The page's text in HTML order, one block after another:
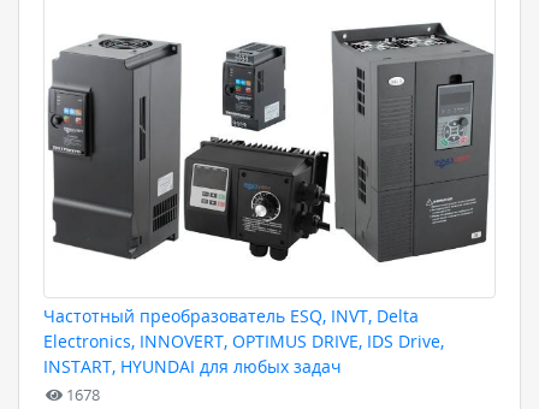
Частотный преобразователь ESQ, INVT, Delta
Electronics, INNOVERT, OPTIMUS DRIVE, IDS Drive,
INSTART, HYUNDAI для любых задач
1678